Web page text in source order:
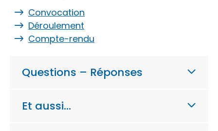
Convocation
Déroulement
Compte-rendu
Questions – Réponses
Et aussi…